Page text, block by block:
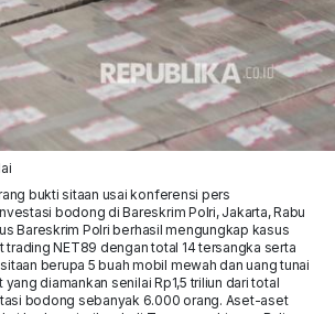
bukti sitaan usai konferensi pers
bodong di Bareskrim Polri, Jakarta, Rabu
Bareskrim Polri berhasil mengungkap kasus
NET89 dengan total 14 tersangka serta
berupa 5 buah mobil mewah dan uang tunai
yang diamankan senilai Rp1,5 triliun dari total
bodong sebanyak 6.000 orang. Aset-aset